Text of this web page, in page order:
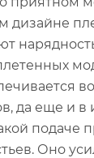
дизайне
да еще и в
подаче
Оно